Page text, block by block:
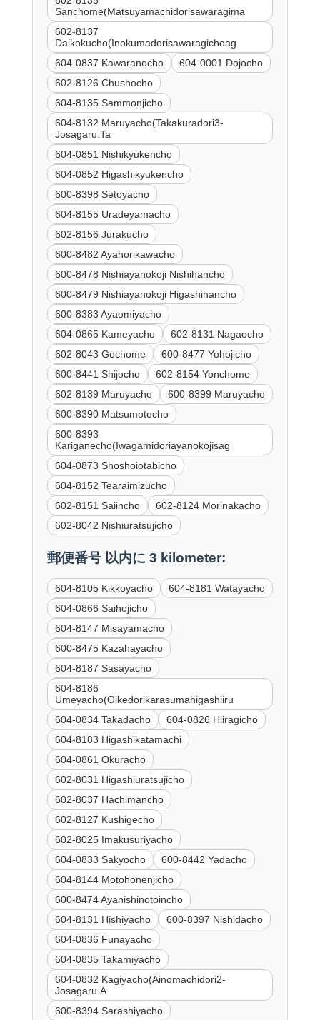
Sanchome(Matsuyamachidorisawaragima
602-8137
Daikokucho(Inokumadorisawaragichoag
604-0837 Kawaranocho
604-0001 Dojocho
602-8126 Chushocho
604-8135 Sammonjicho
604-8132 Maruyacho(Takakuradori3-
Josagaru.Ta
604-0851 Nishikyukencho
604-0852 Higashikyukencho
600-8398 Setoyacho
604-8155 Uradeyamacho
602-8156 Jurakucho
600-8482 Ayahorikawacho
600-8478 Nishiayanokoji Nishihancho
600-8479 Nishiayanokoji Higashihancho
600-8383 Ayaomiyacho
604-0865 Kameyacho
602-8131 Nagaocho
602-8043 Gochome
600-8477 Yohojicho
600-8441 Shijocho
602-8154 Yonchome
602-8139 Maruyacho
600-8399 Maruyacho
600-8390 Matsumotocho
600-8393
Kariganecho(Iwagamidoriayanokojisag
604-0873 Shoshoiotabicho
604-8152 Tearaimizucho
602-8151 Saiincho
602-8124 Morinakacho
602-8042 Nishiuratsujicho
郵便番号 以内に 3 kilometer:
604-8105 Kikkoyacho
604-8181 Watayacho
604-0866 Saihojicho
604-8147 Misayamacho
600-8475 Kazahayacho
604-8187 Sasayacho
604-8186
Umeyacho(Oikedorikarasumahigashiiru
604-0834 Takadacho
604-0826 Hiiragicho
604-8183 Higashikatamachi
604-0861 Okuracho
602-8031 Higashiuratsujicho
602-8037 Hachimancho
602-8127 Kushigecho
602-8025 Imakusuriyacho
604-0833 Sakyocho
600-8442 Yadacho
604-8144 Motohonenjicho
600-8474 Ayanishinotoincho
604-8131 Hishiyacho
600-8397 Nishidacho
604-0836 Funayacho
604-0835 Takamiyacho
604-0832 Kagiyacho(Ainomachidori2-
Josagaru.A
600-8394 Sarashiyacho